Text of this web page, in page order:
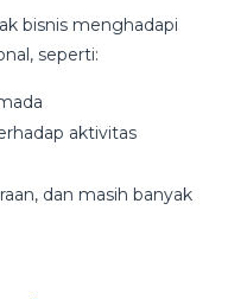
bisnis menghadapi
seperti:
aktivitas
dan masih banyak